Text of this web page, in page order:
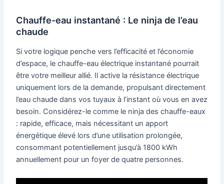
Chauffe-eau instantané : Le ninja de l’eau
chaude
Si votre logique penche vers l’efficacité et l’économie
d’espace, le chauffe-eau électrique instantané pourrait
être votre meilleur allié. Il active la résistance électrique
uniquement lors de la demande, propulsant directement
l’eau chaude dans vos tuyaux à l’instant où vous en avez
besoin. Considérez-le comme le ninja des chauffe-eaux
: rapide, efficace, mais nécessitant un apport
énergétique élevé lors d’une utilisation prolongée,
consommant potentiellement jusqu’à 1800 kWh
annuellement pour un foyer de quatre personnes.